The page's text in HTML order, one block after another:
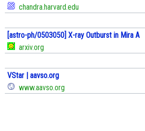
chandra.harvard.edu
[astro-ph/0503050] X-ray Outburst in Mira A
arxiv.org
VStar | aavso.org
www.aavso.org